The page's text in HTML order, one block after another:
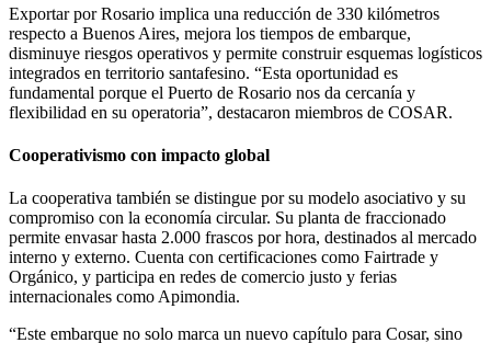
Exportar por Rosario implica una reducción de 330 kilómetros
respecto a Buenos Aires, mejora los tiempos de embarque,
disminuye riesgos operativos y permite construir esquemas logísticos
integrados en territorio santafesino. “Esta oportunidad es
fundamental porque el Puerto de Rosario nos da cercanía y
flexibilidad en su operatoria”, destacaron miembros de COSAR.
Cooperativismo con impacto global
La cooperativa también se distingue por su modelo asociativo y su
compromiso con la economía circular. Su planta de fraccionado
permite envasar hasta 2.000 frascos por hora, destinados al mercado
interno y externo. Cuenta con certificaciones como Fairtrade y
Orgánico, y participa en redes de comercio justo y ferias
internacionales como Apimondia.
“Este embarque no solo marca un nuevo capítulo para Cosar, sino